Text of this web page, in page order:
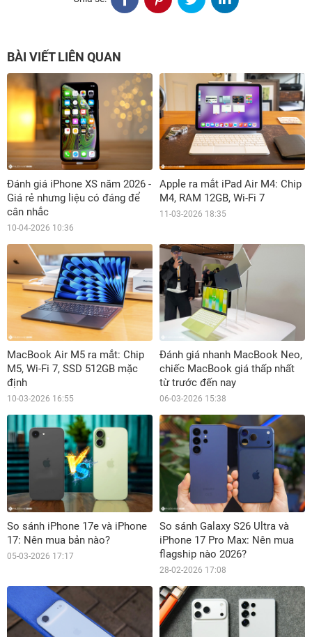
BÀI VIẾT LIÊN QUAN
Đánh giá iPhone XS năm 2026 -
Giá rẻ nhưng liệu có đáng để
cân nhắc
10-04-2026 10:36
Apple ra mắt iPad Air M4: Chip
M4, RAM 12GB, Wi-Fi 7
11-03-2026 18:35
MacBook Air M5 ra mắt: Chip
M5, Wi-Fi 7, SSD 512GB mặc
định
10-03-2026 16:55
Đánh giá nhanh MacBook Neo,
chiếc MacBook giá thấp nhất
từ trước đến nay
06-03-2026 15:38
So sánh iPhone 17e và iPhone
17: Nên mua bản nào?
05-03-2026 17:17
So sánh Galaxy S26 Ultra và
iPhone 17 Pro Max: Nên mua
flagship nào 2026?
28-02-2026 17:08